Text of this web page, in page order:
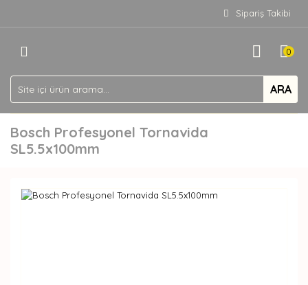
Sipariş Takibi
ARA
0
Bosch Profesyonel Tornavida
SL5.5x100mm